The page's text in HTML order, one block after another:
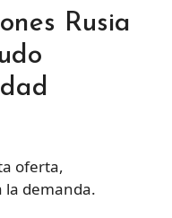
Rusia
oferta,
la demanda.